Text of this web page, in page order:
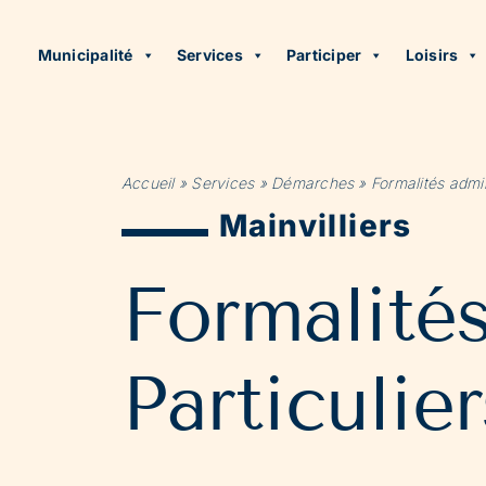
Municipalité Services Participer Loisirs
Accueil» Services» Démarches» Formalités
Mainvilliers